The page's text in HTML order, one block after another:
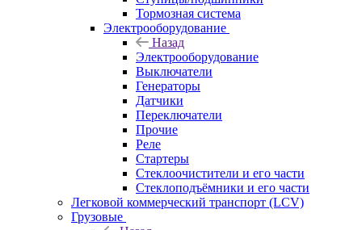
Тормозная система
Электрооборудование
Назад
Электрооборудование
Выключатели
Генераторы
Датчики
Переключатели
Прочие
Реле
Стартеры
Стеклоочистители и его части
Стеклоподъёмники и его части
Легковой коммерческий транспорт (LCV)
Грузовые